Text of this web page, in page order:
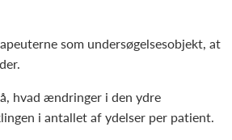
som undersøgelsesobjekt, at
hvad ændringer i den ydre
i antallet af ydelser per patient.